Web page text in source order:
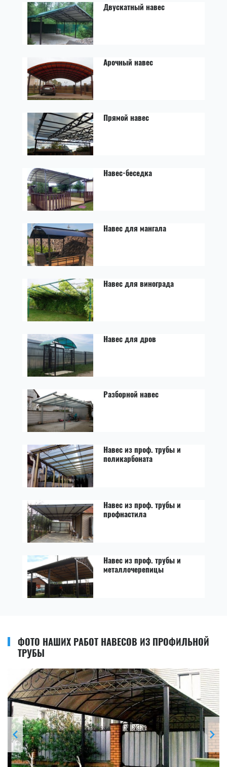
Двускатный навес
Арочный навес
Прямой навес
Навес-беседка
Навес для мангала
Навес для винограда
Навес для дров
Разборной навес
Навес из проф. трубы и
поликарбоната
Навес из проф. трубы и
профнастила
Навес из проф. трубы и
металлочерепицы
ФОТО НАШИХ РАБОТ НАВЕСОВ ИЗ ПРОФИЛЬНОЙ
ТРУБЫ